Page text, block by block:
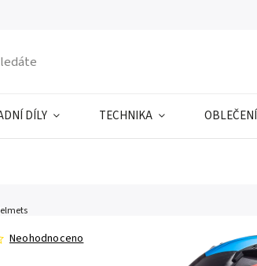
DÍLY TECHNIKA OBLEČENÍ
Neohodnoceno